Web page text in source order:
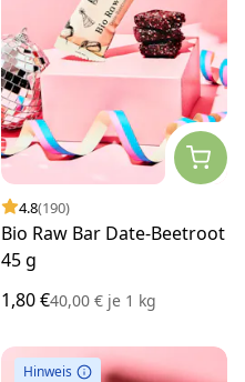
4.8(190)
Bio Raw Bar Date-Beetroot
45 g
1,80 €40,00 € je 1 kg
Hinweis